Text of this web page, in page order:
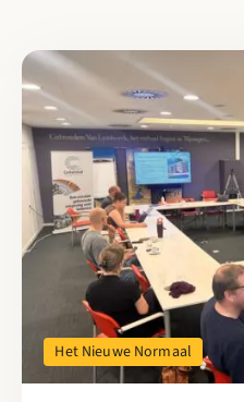
Het Nieuwe Normaal
Lees meer over Samen